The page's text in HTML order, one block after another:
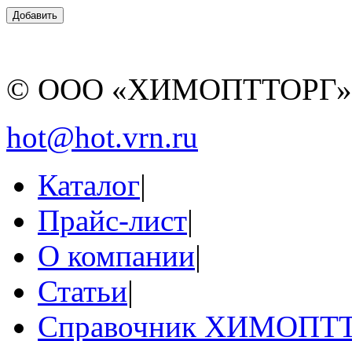
© ООО
hot@hot.vrn.ru
Каталог|
Прайс-лист|
О компании|
Статьи|
Справочник